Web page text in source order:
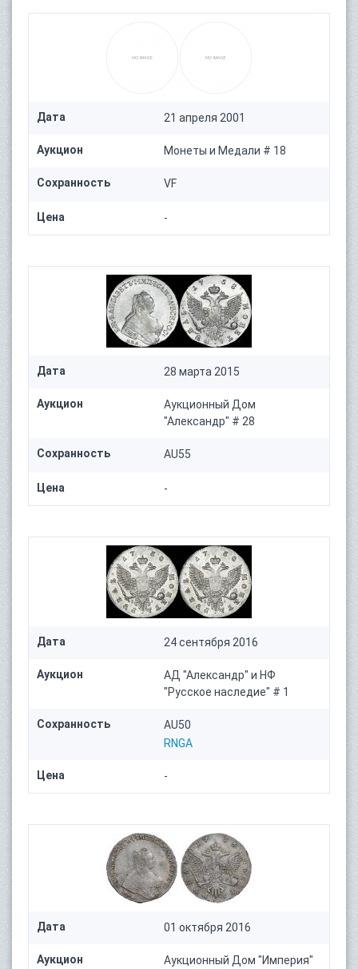
Дата 21 апреля 2001
Аукцион Монеты и Медали # 18
Сохранность VF
Цена -
Дата 28 марта 2015
Аукцион
Аукционный Дом
"Александр" # 28
Сохранность AU55
Цена -
Дата 24 сентября 2016
Аукцион
АД "Александр" и НФ
"Русское наследие" # 1
Сохранность
AU50
RNGA
Цена -
Дата 01 октября 2016
Аукцион
Аукционный Дом "Империя"